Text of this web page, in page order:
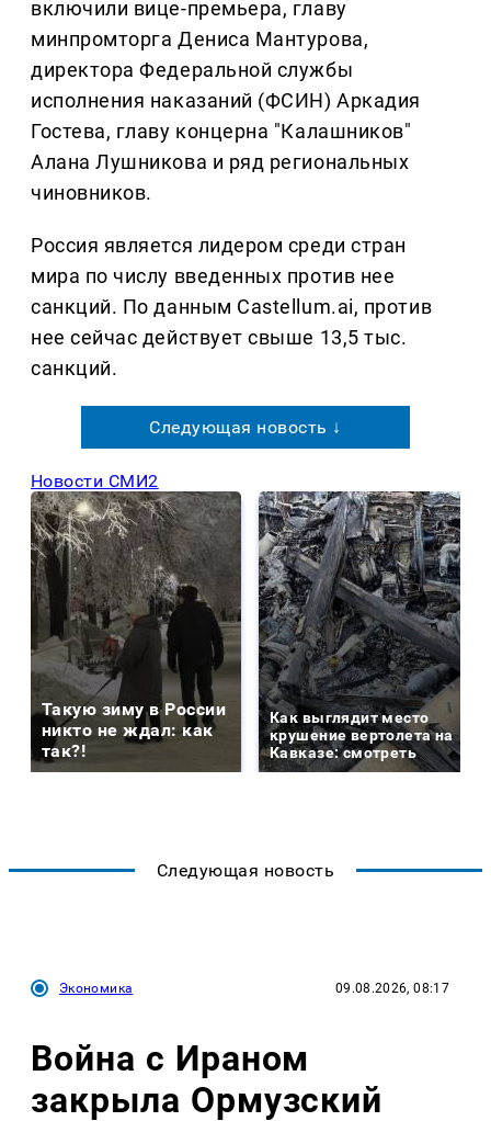
включили вице-премьера, главу
минпромторга Дениса Мантурова,
директора Федеральной службы
исполнения наказаний (ФСИН) Аркадия
Гостева, главу концерна "Калашников"
Алана Лушникова и ряд региональных
чиновников.
Россия является лидером среди стран
мира по числу введенных против нее
санкций. По данным Castellum.ai, против
нее сейчас действует свыше 13,5 тыс.
санкций.
Следующая новость ↓
Новости СМИ2
Такую зиму в России
никто не ждал: как
так?!
Как выглядит место
крушение вертолета на
Кавказе: смотреть
Следующая новость
Экономика 09.08.2026, 08:17
Война с Ираном
закрыла Ормузский